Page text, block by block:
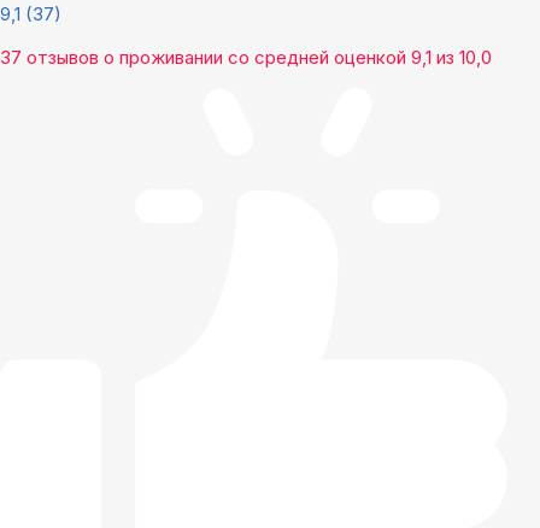
9,1 (37)
37 отзывов о проживании со средней оценкой 9,1 из 10,0